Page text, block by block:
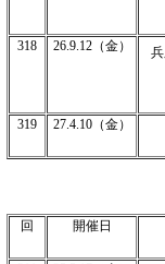
318 26.9.12（金）
319 27.4.10（金）
回 開催日